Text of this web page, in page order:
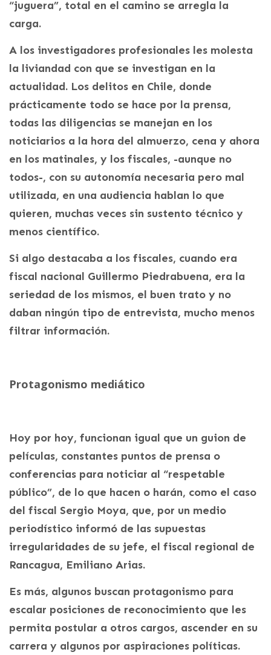
“juguera”, total en el camino se arregla la
carga.
A los investigadores profesionales les molesta
la liviandad con que se investigan en la
actualidad. Los delitos en Chile, donde
prácticamente todo se hace por la prensa,
todas las diligencias se manejan en los
noticiarios a la hora del almuerzo, cena y ahora
en los matinales, y los fiscales, -aunque no
todos-, con su autonomía necesaria pero mal
utilizada, en una audiencia hablan lo que
quieren, muchas veces sin sustento técnico y
menos científico.
Si algo destacaba a los fiscales, cuando era
fiscal nacional Guillermo Piedrabuena, era la
seriedad de los mismos, el buen trato y no
daban ningún tipo de entrevista, mucho menos
filtrar información.
Protagonismo mediático
Hoy por hoy, funcionan igual que un guion de
películas, constantes puntos de prensa o
conferencias para noticiar al “respetable
público”, de lo que hacen o harán, como el caso
del fiscal Sergio Moya, que, por un medio
periodístico informó de las supuestas
irregularidades de su jefe, el fiscal regional de
Rancagua, Emiliano Arias.
Es más, algunos buscan protagonismo para
escalar posiciones de reconocimiento que les
permita postular a otros cargos, ascender en su
carrera y algunos por aspiraciones políticas.